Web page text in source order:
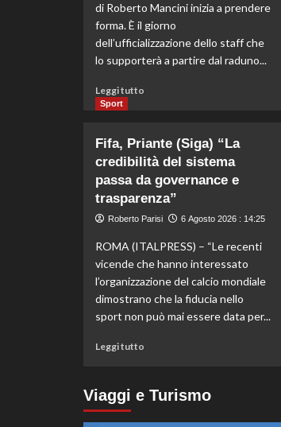
di Roberto Mancini inizia a prendere
forma. È il giorno
dell’ufficializzazione dello staff che
lo supporterà a partire dal raduno...
Leggi tuttoLeggi
Nazionale,
ecco
lo
staff
Mancini:
vice,
Oriali
torna
team
manager,
tra
Sport
Fifa, Priante (Siga) “La
credibilità del sistema
passa da governance e
trasparenza”
Roberto Parisi 6 Agosto 2026 : 14:25
ROMA (ITALPRESS) – “Le recenti
vicende che hanno interessato
l’organizzazione del calcio mondiale
dimostrano che la fiducia nello
sport non può mai essere data per...
Leggi tuttoLeggi
su
Fifa,
Priante
Viaggi e Turismo